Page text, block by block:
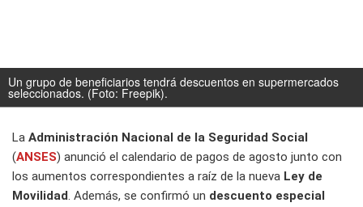
Un grupo de beneficiarios tendrá descuentos en supermercados
seleccionados. (Foto: Freepik).
La Administración Nacional de la Seguridad Social
(ANSES) anunció el calendario de pagos de agosto junto con
los aumentos correspondientes a raíz de la nueva Ley de
Movilidad. Además, se confirmó un descuento especial